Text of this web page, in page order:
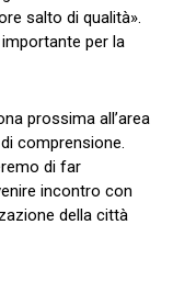
salto di qualità».
per la
prossima all’area
comprensione.
di far
incontro con
della città